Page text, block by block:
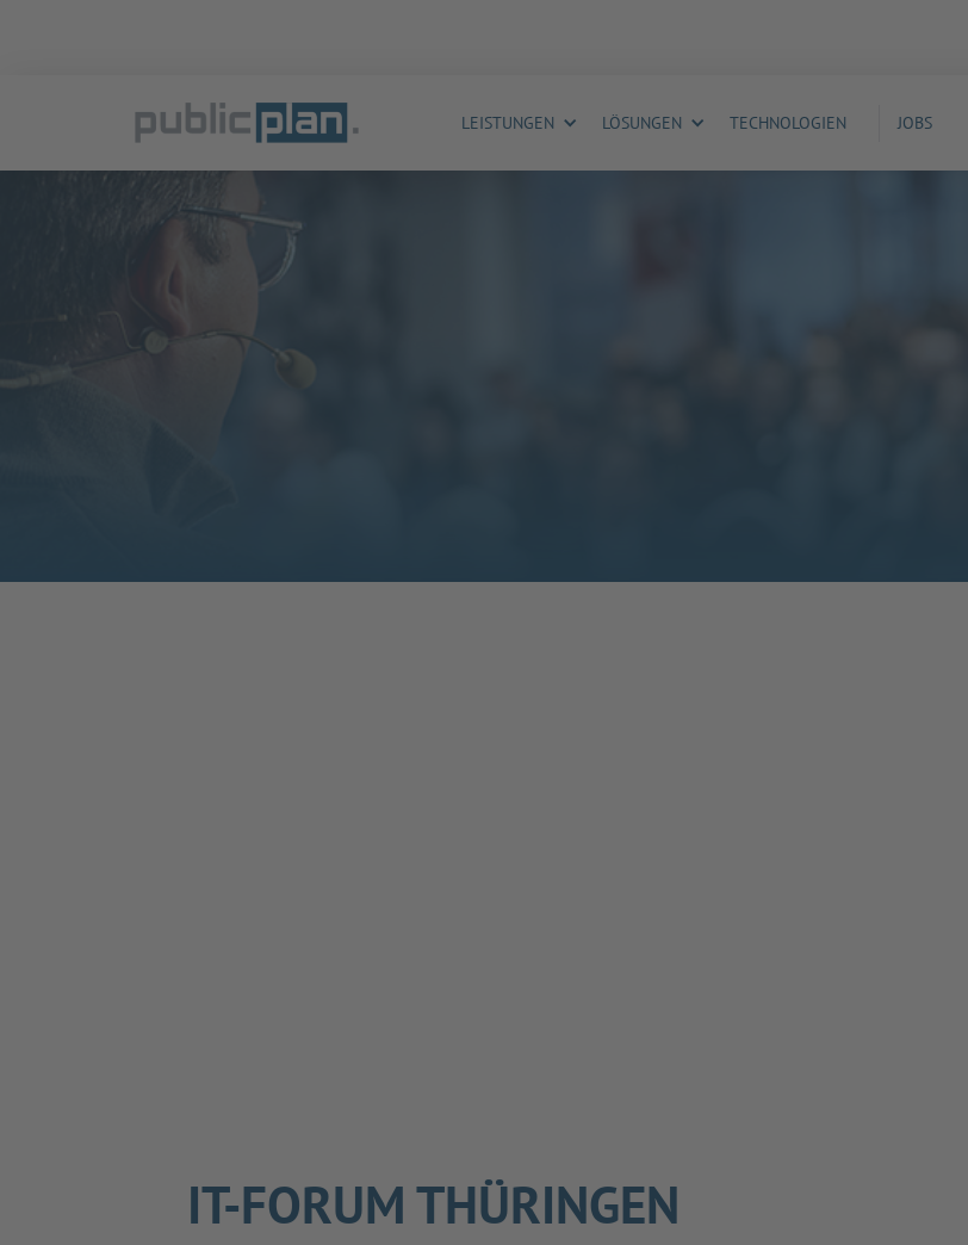
LEISTUNGEN LÖSUNGEN TECHNOLOGIEN JOBS
IT-FORUM THÜRINGEN